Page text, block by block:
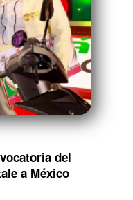
del
a México